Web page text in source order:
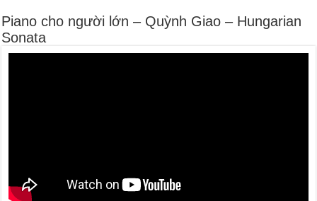
Piano cho người lớn – Quỳnh Giao – Hungarian
Sonata